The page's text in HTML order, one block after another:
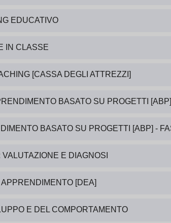
EDUCATIVO
IN CLASSE
[CASSA DEGLI ATTREZZI]
BASATO SU PROGETTI [ABP]
BASATO SU PROGETTI [ABP] -
E DIAGNOSI
[DEA]
E DEL COMPORTAMENTO